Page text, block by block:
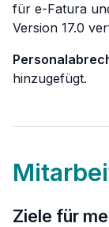
für e-Fatura
Version 17.0
hinzugefügt.
Ziele für